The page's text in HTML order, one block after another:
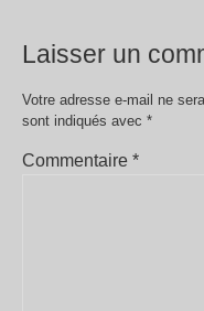
Laisser un
Votre adresse e-mail ne
sont indiqués avec *
Commentaire *